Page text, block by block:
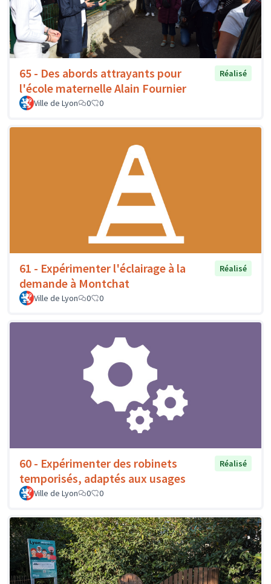
65 - Des abords attrayants pour
l'école maternelle Alain Fournier
Réalisé
Ville de Lyon 0 0
61 - Expérimenter l'éclairage à la
demande à Montchat
Réalisé
Ville de Lyon 0 0
60 - Expérimenter des robinets
temporisés, adaptés aux usages
Réalisé
Ville de Lyon 0 0